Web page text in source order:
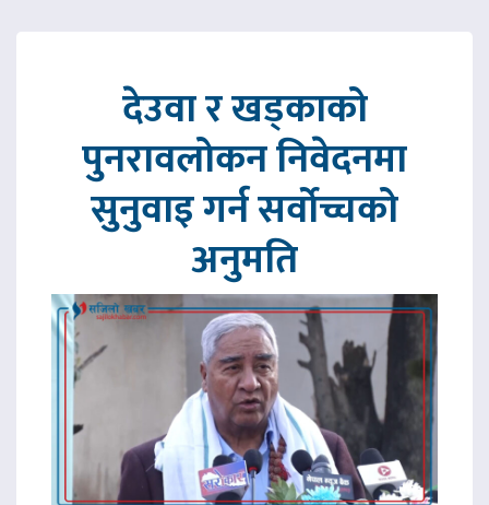
देउवा र खड्काको
पुनरावलोकन निवेदनमा
सुनुवाइ गर्न सर्वोच्चको
अनुमति